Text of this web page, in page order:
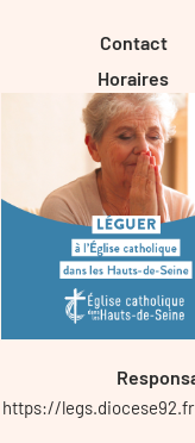
Contact
Horaires
https://legs.diocese92.fr